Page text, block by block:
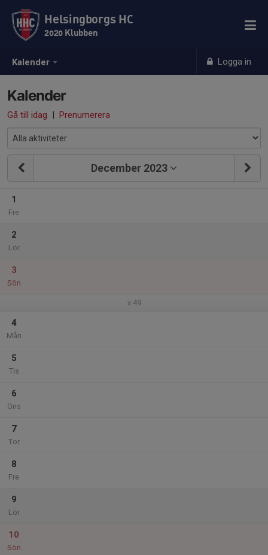
Kalender Logga in
Helsingborgs HC
2020 Klubben
Kalender
Gå till idag | Prenumerera
December 2023
1
Fre
2
Lör
3
Sön
v.49
4
Mån
5
Tis
6
Ons
7
Tor
8
Fre
9
Lör
10
Sön